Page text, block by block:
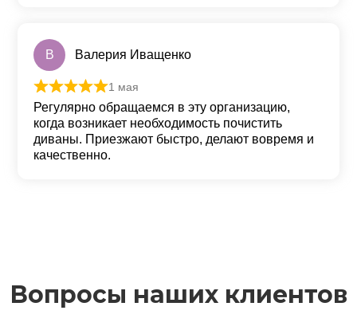
В Валерия Иващенко
Оценка
1 мая
Регулярно обращаемся в эту организацию,
когда возникает необходимость почистить
диваны. Приезжают быстро, делают вовремя и
качественно.
Вопросы наших клиентов